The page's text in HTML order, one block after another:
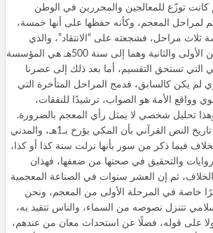
توزّع للمعالجين والمحررين في الوطن
لمراحل المعجم، وكأنه حفظها على أنها خمسة،
ثلاث مراحل، فشجعته على “الانتقاد”، والذي
أعتقده أن المرحلتين الأولى والثانية وهما إلى سنة 500هـ هي المؤسسة
التي تستحق التقسيم، أما بعد ذلك إلى عصرنا
لم يكن كالسابق، فدمج المراحل المتأخرة التي
وواقع الأمة هو الصواب، ترشيدًا للنفقات،
وهذا تحليل شخصي لا يمثل رأي المعجم بالضرورة.
وأما اعتراضه على تاريخ النص القرآني بأن المكي يؤرخ بـ1هـ، والمدني
للخلاف فيما ذكر من سور بأنها نزلت سنة كذا أو كذا،
والتحقيق في صحتها من ضعفها، فهذان
الخلاف، ثم إن العشر سنوات في الصناعة المعجمية
كثيرًا خاصة في المرحلة الأولى من المعجم، ونحن
تتنزل نصوصه من السماء، والناس تتقيد به،
على قوله، فضلًا عن استحداث معان من عندهم،